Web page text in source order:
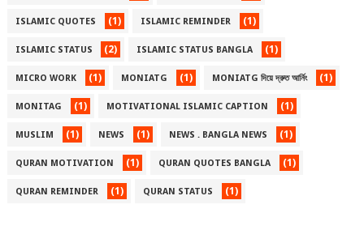
ISLAMIC QUOTES (1) ISLAMIC REMINDER (1)
ISLAMIC STATUS (2) ISLAMIC STATUS BANGLA (1)
MICRO WORK (1) MONIATG (1) MONIATG দিয়ে দ্রুত আর্নিং (1)
MONITAG (1) MOTIVATIONAL ISLAMIC CAPTION (1)
MUSLIM (1) NEWS (1) NEWS . BANGLA NEWS (1)
QURAN MOTIVATION (1) QURAN QUOTES BANGLA (1)
QURAN REMINDER (1) QURAN STATUS (1)